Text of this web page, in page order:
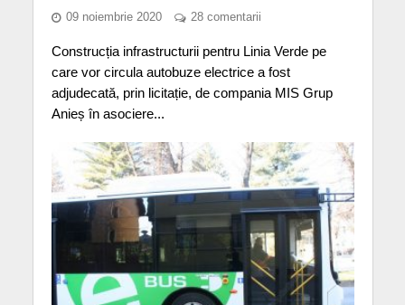
09 noiembrie 2020 28 comentarii
Construcția infrastructurii pentru Linia Verde pe
care vor circula autobuze electrice a fost
adjudecată, prin licitație, de compania MIS Grup
Anieș în asociere...